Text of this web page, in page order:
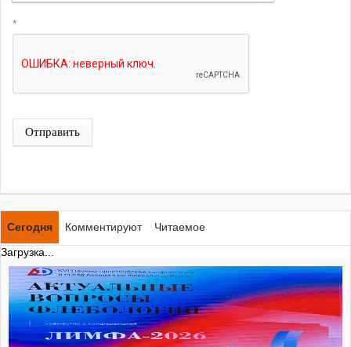
*
Отправить
Сегодня Комментируют
Читаемое
Загрузка...